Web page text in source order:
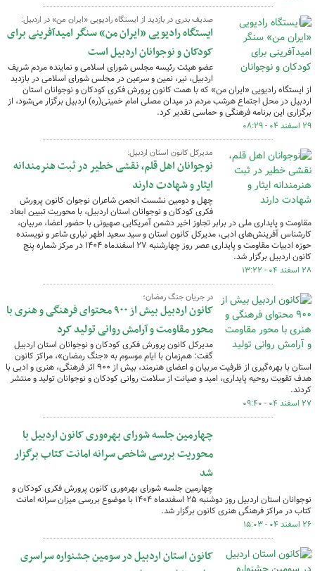
صدیف بدری در بازدید از ایستگاه رادیویی «ایران من» در اردبیل:
ایستگاه رادیویی «ایران من» سنگر امیدآفرینی برای
کودکان و نوجوانان اردبیل است
عضو هیئت رئیسه مجلس شورای اسلامی و نماینده مردم شریف
اردبیل، نیر، نمین و سرعین در مجلس شورای اسلامی در بازدید
از ایستگاه رادیویی «ایران من» که با همت کانون پرورش فکری کودکان و نوجوانان استان
اردبیل در محل اجتماع هرشب مردم در میدان مصلی امام خمینی(ره) اردبیل برگزار می‌شود، از
برگزاری این برنامه فرهنگی و حماسی تقدیر کرد.
۲۹ اسفند ۰۴ - ۰۸:۲۹
مدیرکل کانون استان اردبیل:
نوجوانان اهل قلم، نقشی خطیر در ثبت هنرمندانه
ایثار و شهادت دارند
چهل و دومین نشست انجمن شاعران نوجوان کانون پرورش
فکری کودکان و نوجوانان استان اردبیل، با محوریت تبیین ابعاد
مقاومت و پایداری ملی در برابر تجاوز اخیر دشمن آمریکایی صهیونی با حضور اعضا، مربیان،
کارشناس آفرینش‌های ادبی، مدیرکل کانون استان و سید سعید اطهر نیاری شاعر و نویسنده
حوزه ادبیات مقاومت و پایداری عصر روز چهارشنبه ۲۷ اسفندماه ۱۴۰۴ در مرکز شماره پنج
کانون اردبیل برگزار شد.
۲۸ اسفند ۰۴ - ۱۳:۲۲
در جریان جنگ رمضان؛
کانون اردبیل بیش از ۹۰۰ محتوای فرهنگی و هنری با
محور مقاومت و آرامش روانی تولید کرد
مدیرکل کانون پرورش فکری کودکان و نوجوانان استان اردبیل
گفت: هم‌زمان با ایام موسوم به «جنگ رمضان»، مراکز کانون
استان با بهره‌گیری از ظرفیت مربیان و اعضای هنرمند، بیش از ۹۰۰ اثر فرهنگی، هنری و ادبی با
هدف تقویت روحیه پایداری، امید و صیانت از سلامت روانی کودکان و نوجوانان تولید و منتشر
کردند.
۲۷ اسفند ۰۴ - ۰۹:۴۰
چهارمین جلسه شورای بهره‌وری کانون اردبیل با
محوریت بررسی شاخص سرانه امانت کتاب برگزار
شد
چهارمین جلسه شورای بهره‌وری کانون پرورش فکری کودکان و
نوجوانان استان اردبیل روز دوشنبه ۲۵ اسفندماه ۱۴۰۴ با موضوع بررسی میزان سرانه امانت
کتاب در مراکز فرهنگی هنری کانون برگزار شد.
۲۶ اسفند ۰۴ - ۱۵:۰۳
کانون استان اردبیل در سومین جشنواره سراسری